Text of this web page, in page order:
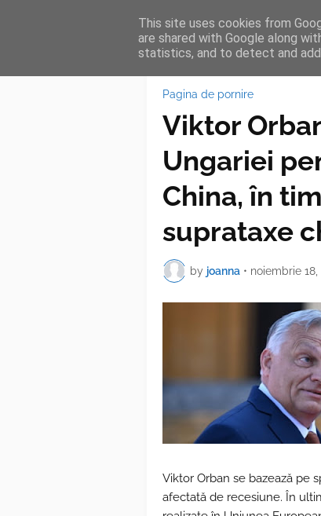
HOME
Pagina de pornire
Viktor
Ungariei
China, în
suprataxe
by joanna • noiembrie 18,
Viktor Orban se bazează pe
afectată de recesiune. În
This site uses cookies from
are shared with Google along
statistics, and to detect and